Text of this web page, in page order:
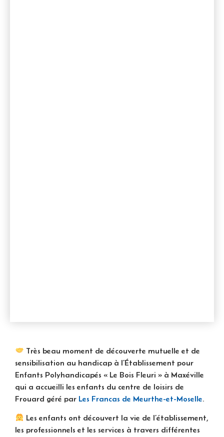
Très beau moment de découverte mutuelle et de
sensibilisation au handicap à l’Établissement pour
Enfants Polyhandicapés « Le Bois Fleuri » à Maxéville
qui a accueilli les enfants du centre de loisirs de
Frouard géré par Les Francas de Meurthe-et-Moselle.
Les enfants ont découvert la vie de l’établissement,
les professionnels et les services à travers différentes